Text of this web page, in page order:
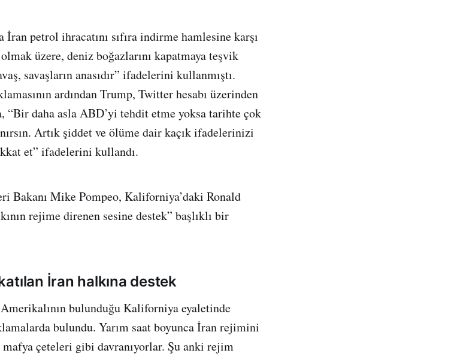
İran petrol ihracatını sıfıra indirme hamlesine karşı
üzere, deniz boğazlarını kapatmaya teşvik
savaşların anasıdır” ifadelerini kullanmıştı.
ardından Trump, Twitter hesabı üzerinden
“Bir daha asla ABD’yi tehdit etme yoksa tarihte çok
Artık şiddet ve ölüme dair kaçık ifadelerinizi
et” ifadelerini kullandı.
Bakanı Mike Pompeo, Kaliforniya’daki Ronald
rejime direnen sesine destek” başlıklı bir
İran halkına destek
bulunduğu Kaliforniya eyaletinde
bulundu. Yarım saat boyunca İran rejimini
çeteleri gibi davranıyorlar. Şu anki rejim